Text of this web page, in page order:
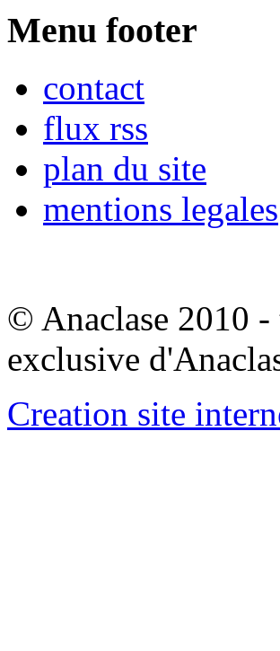
Menu footer
contact
flux rss
plan du site
mentions legales
© Anaclase 2010 -
exclusive
Creation site